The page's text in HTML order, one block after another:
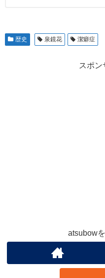
歴史 泉鏡花 潔癖症
スポン
atsubow